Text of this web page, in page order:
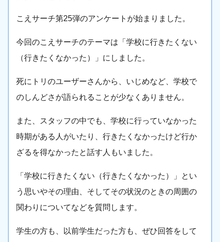
こえサーチ第25弾のアンケートが始まりました。
今回のこえサーチのテーマは「学校に行きたくない
（行きたくなかった）」にしました。
死にトリのユーザーさんから、いじめなど、学校で
のしんどさが語られることが少なくありません。
また、スタッフの中でも、学校に行っていなかった
時期がある人がいたり、行きたくなかったけど行か
ざるを得なかったと話す人もいました。
「学校に行きたくない（行きたくなかった）」とい
う思いやその理由、そしてその状況のときの周囲の
関わりについてなどを質問します。
学生の方も、以前学生だった方も、ぜひ回答をして